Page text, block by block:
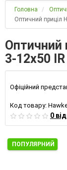
Головна
Оптичний приціл
Оптичний
3-12х50
Офіційний
Код товару:
0
ПОПУЛЯРНИЙ